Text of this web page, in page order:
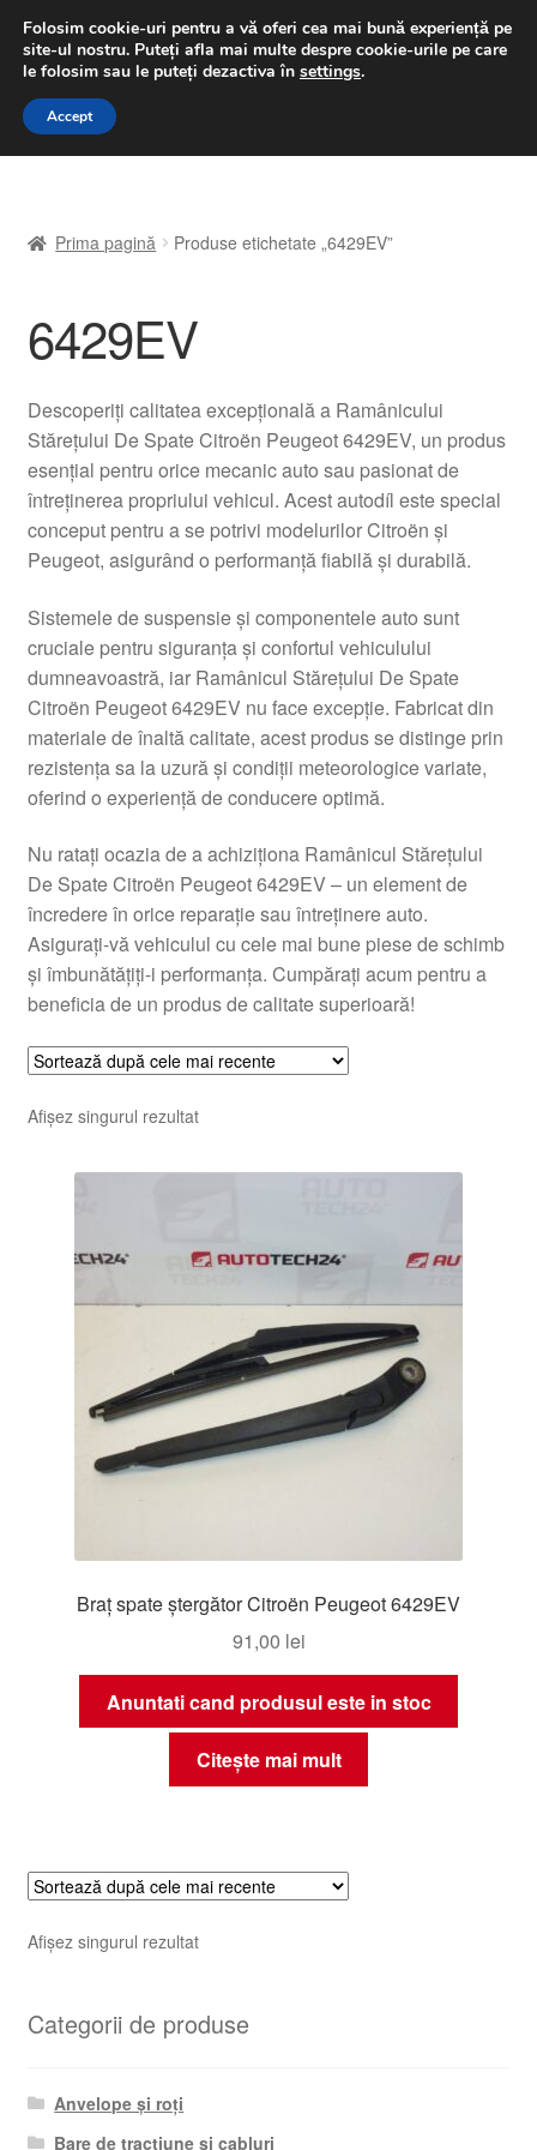
LIVRARE de la 33 lei
luni-vineri 9 a.m. - 4 p.m.031 229 6816
Sari
Sari
A lua legatura
Contul meu
Despre noi
Finalizare comandă
Livrare
Livrare în toată lumea
Plângere
Plățile
Procedura de reclamație
Termeni si conditii
Prima pagină Produse etichetate „6429EV”
6429EV
Descoperiți calitatea excepțională a Ramânicului
Stărețului De Spate Citroën Peugeot 6429EV, un produs
esențial pentru orice mecanic auto sau pasionat de
întreținerea propriului vehicul. Acest autodíl este special
conceput pentru a se potrivi modelurilor Citroën și
Peugeot, asigurând o performanță fiabilă și durabilă.
Sistemele de suspensie și componentele auto sunt
cruciale pentru siguranța și confortul vehiculului
dumneavoastră, iar Ramânicul Stărețului De Spate
Citroën Peugeot 6429EV nu face excepție. Fabricat din
materiale de înaltă calitate, acest produs se distinge prin
rezistența sa la uzură și condiții meteorologice variate,
oferind o experiență de conducere optimă.
Nu ratați ocazia de a achiziționa Ramânicul Stărețului
De Spate Citroën Peugeot 6429EV – un element de
încredere în orice reparație sau întreținere auto.
Asigurați-vă vehiculul cu cele mai bune piese de schimb
și îmbunătățiți-i performanța. Cumpărați acum pentru a
beneficia de un produs de calitate superioară!
Afișez singurul rezultat
Braț spate ștergător Citroën Peugeot 6429EV
91,00 lei
Anuntati cand produsul este in stoc
Citește mai mult
Afișez singurul rezultat
Categorii de produse
Anvelope și roți
Bare de tracțiune și cabluri
Folosim cookie-uri pentru a vă oferi cea mai bună experiență pe
site-ul nostru. Puteți afla mai multe despre cookie-urile pe care
le folosim sau le puteți dezactiva în settings.
Accept